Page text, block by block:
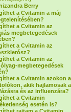
Berry
a Cvitamin a máj
a Cvitamin az
megbetegedések
a Cvitamin az
a Cvitamin az
megbetegedések
a Cvitamin azokon a
akik hajlamosak a
és az influenzára?
a Cvitamin
esetén is?